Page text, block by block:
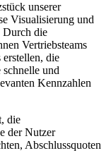
unserer
Visualisierung und
Durch die
Vertriebsteams
die
und
Kennzahlen
die
der Nutzer
Abschlussquoten